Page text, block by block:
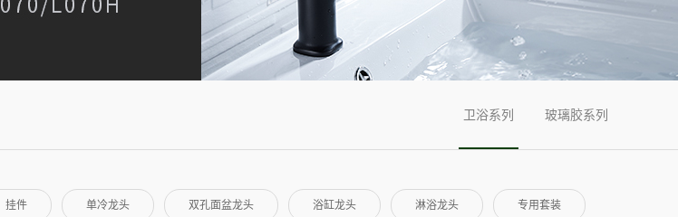
卫浴系列 玻璃胶系列
挂件 单冷龙头 双孔面盆龙头 浴缸龙头 淋浴龙头 专用套装